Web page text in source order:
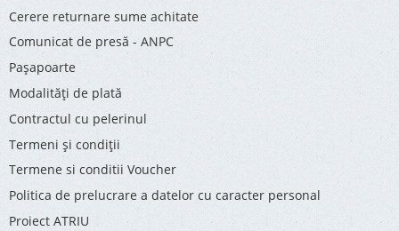
Cerere returnare sume achitate
Comunicat de presă - ANPC
Pașapoarte
Modalități de plată
Contractul cu pelerinul
Termeni și condiții
Termene si conditii Voucher
Politica de prelucrare a datelor cu caracter personal
Proiect ATRIU